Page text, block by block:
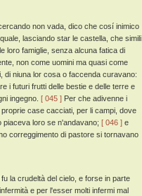
non vada, dico che cosí inimico
lasciando star le castella, che simili
loro famiglie, senza alcuna fatica di
non come uomini ma quasi come
di niuna lor cosa o faccenda curavano:
i futuri frutti delle bestie e delle terre e
ingegno. [ 045 ] Per che adivenne i
case cacciati, per li campi, dove
loro se n'andavano; [ 046 ] e
correggimento di pastore si tornavano
la crudeltà del cielo, e forse in parte
e per l'esser molti infermi mal